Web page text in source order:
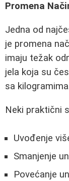
Promena
Jedna od
je promena
imaju težak
jela koja su
sa
Neki praktični
Uvođenje
Smanjenje
Povećanje